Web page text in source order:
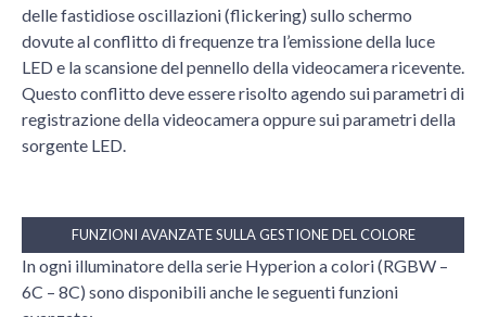
delle fastidiose oscillazioni (flickering) sullo schermo
dovute al conflitto di frequenze tra l’emissione della luce
LED e la scansione del pennello della videocamera ricevente.
Questo conflitto deve essere risolto agendo sui parametri di
registrazione della videocamera oppure sui parametri della
sorgente LED.
FUNZIONI AVANZATE SULLA GESTIONE DEL COLORE
In ogni illuminatore della serie Hyperion a colori (RGBW –
6C – 8C) sono disponibili anche le seguenti funzioni